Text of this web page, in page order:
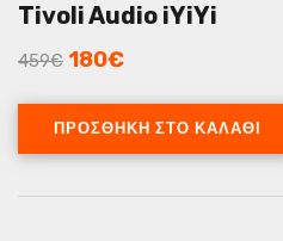
Tivoli Audio iYiYi
459€ 180€
ΠΡΟΣΘΉΚΗ ΣΤΟ ΚΑΛΆΘΙ